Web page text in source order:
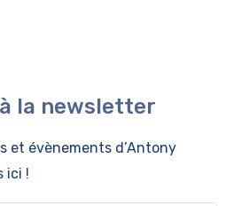
la newsletter
et évènements d’Antony
ici !